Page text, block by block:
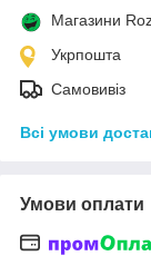
Магазини
Укрпошта
Самовивіз
Всі умови
Умови оплати